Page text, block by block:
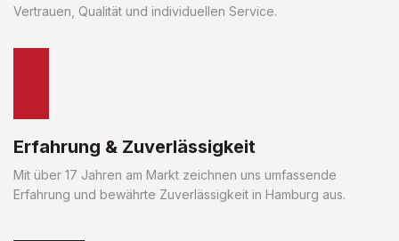
Vertrauen, Qualität und individuellen Service.
Erfahrung & Zuverlässigkeit
Mit über 17 Jahren am Markt zeichnen uns umfassende
Erfahrung und bewährte Zuverlässigkeit in Hamburg aus.